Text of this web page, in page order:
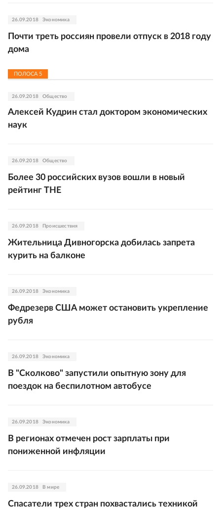
26.09.2018 Экономика
Почти треть россиян провели отпуск в 2018 году
дома
ПОЛОСА 5
26.09.2018 Общество
Алексей Кудрин стал доктором экономических
наук
26.09.2018 Общество
Более 30 российских вузов вошли в новый
рейтинг THE
26.09.2018 Происшествия
Жительница Дивногорска добилась запрета
курить на балконе
26.09.2018 Экономика
Федрезерв США может остановить укрепление
рубля
26.09.2018 Экономика
В "Сколково" запустили опытную зону для
поездок на беспилотном автобусе
26.09.2018 Экономика
В регионах отмечен рост зарплаты при
пониженной инфляции
26.09.2018 В мире
Спасатели трех стран похвастались техникой